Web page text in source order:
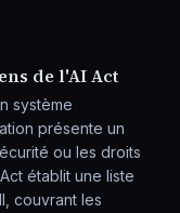
de l'AI Act
système
présente un
ou les droits
établit une liste
couvrant les